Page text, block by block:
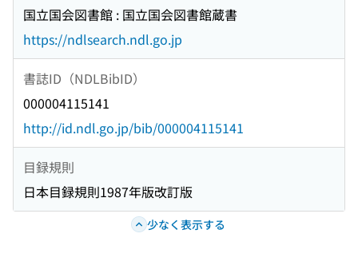
国立国会図書館 : 国立国会図書館蔵書
https://ndlsearch.ndl.go.jp
書誌ID（NDLBibID）
000004115141
http://id.ndl.go.jp/bib/000004115141
目録規則
日本目録規則1987年版改訂版
少なく表示する